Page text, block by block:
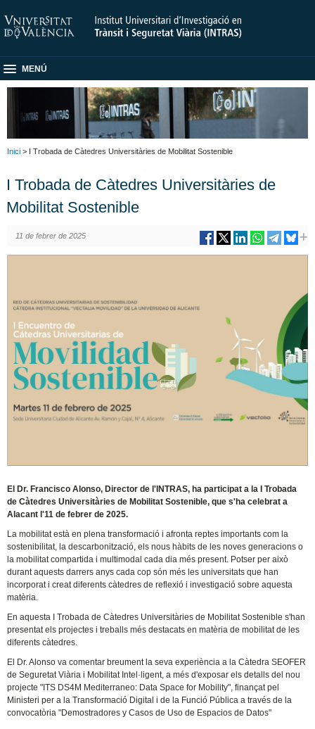
MENÚ
Inici > I Trobada de Càtedres Universitàries de Mobilitat Sostenible
I Trobada de Càtedres Universitàries de
Mobilitat Sostenible
11 de febrer de 2025
El Dr. Francisco Alonso, Director de l'INTRAS, ha participat a la I Trobada
de Càtedres Universitàries de Mobilitat Sostenible, que s'ha celebrat a
Alacant l'11 de febrer de 2025.
La mobilitat està en plena transformació i afronta reptes importants com la
sostenibilitat, la descarbonització, els nous hàbits de les noves generacions o
la mobilitat compartida i multimodal cada dia més present. Potser per això
durant aquests darrers anys cada cop són més les universitats que han
incorporat i creat diferents càtedres de reflexió i investigació sobre aquesta
matèria.
En aquesta I Trobada de Càtedres Universitàries de Mobilitat Sostenible s'han
presentat els projectes i treballs més destacats en matèria de mobilitat de les
diferents càtedres.
El Dr. Alonso va comentar breument la seva experiència a la Càtedra SEOFER
de Seguretat Viària i Mobilitat Intel·ligent, a més d'exposar els detalls del nou
projecte "ITS DS4M Mediterraneo: Data Space for Mobility", finançat pel
Ministeri per a la Transformació Digital i de la Funció Pública a través de la
convocatòria "Demostradores y Casos de Uso de Espacios de Datos"